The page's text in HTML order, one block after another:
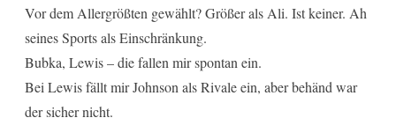
Vor dem Allergrößten gewählt? Größer als Ali. Ist keiner. Ah
seines Sports als Einschränkung.
Bubka, Lewis – die fallen mir spontan ein.
Bei Lewis fällt mir Johnson als Rivale ein, aber behänd war
der sicher nicht.